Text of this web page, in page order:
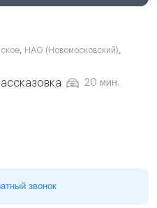
, НАО (Новомосковский),
20 мин.
звонок